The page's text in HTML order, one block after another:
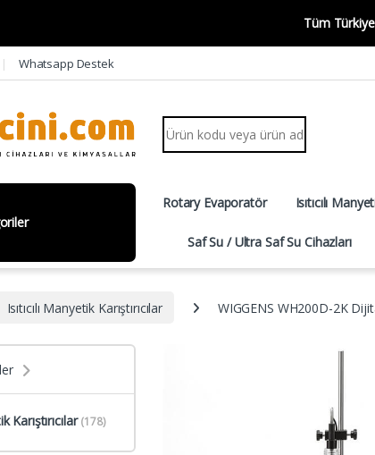
Tüm
Whatsapp Destek
Search for:
Rotary Evaporatör Isıtıcılı
Saf Su / Ultra Saf Su Cihazları
Isıtıcılı Manyetik Karıştırıcılar WIGGENS WH200D-2K
Karıştırıcılar(178)